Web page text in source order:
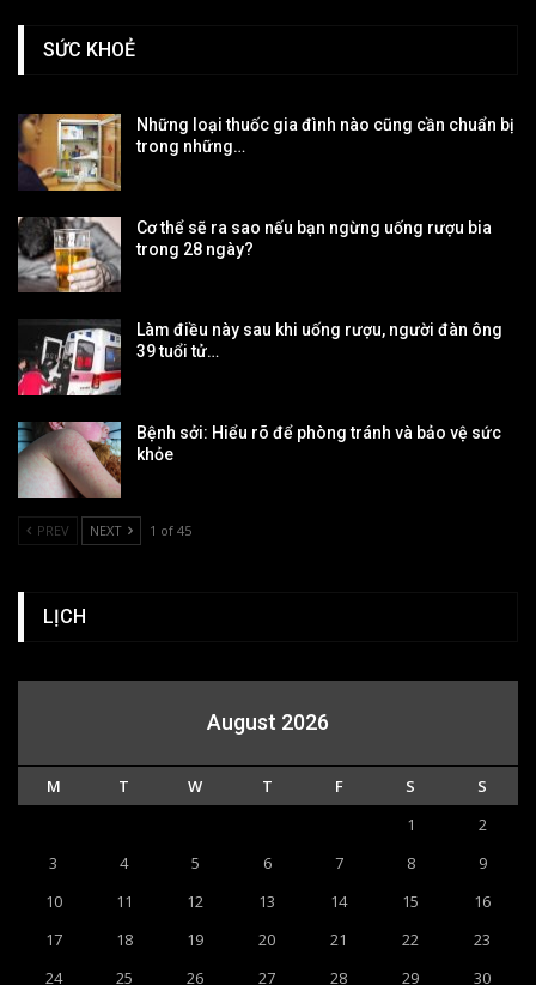
SỨC KHOẺ
Những loại thuốc gia đình nào cũng cần chuẩn bị
trong những…
Cơ thể sẽ ra sao nếu bạn ngừng uống rượu bia
trong 28 ngày?
Làm điều này sau khi uống rượu, người đàn ông
39 tuổi tử…
Bệnh sởi: Hiểu rõ để phòng tránh và bảo vệ sức
khỏe
PREV NEXT 1 of 45
LỊCH
August 2026
M T W T F S
S
1
2
3
4 5 6 7 8
9
10
11 12 13 14 15
16
17
18 19 20 21 22
23
24
25 26 27 28 29 30